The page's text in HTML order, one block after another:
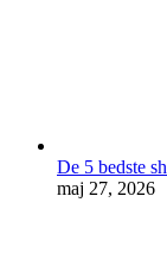
De 5 bedste
maj 27, 2026